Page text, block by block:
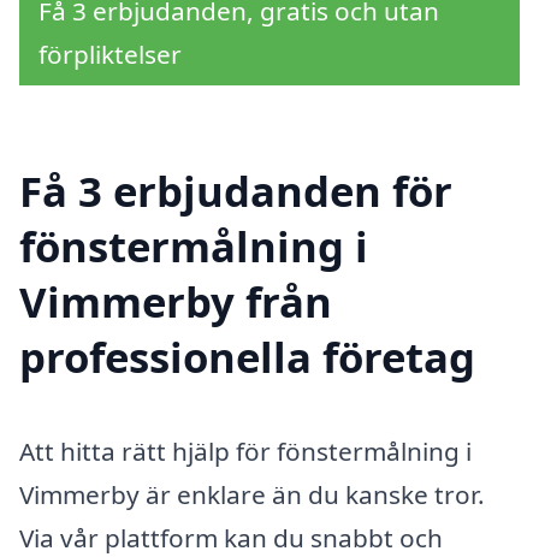
Få 3 erbjudanden, gratis och utan
förpliktelser
Få 3 erbjudanden för
fönstermålning i
Vimmerby från
professionella företag
Att hitta rätt hjälp för fönstermålning i
Vimmerby är enklare än du kanske tror.
Via vår plattform kan du snabbt och